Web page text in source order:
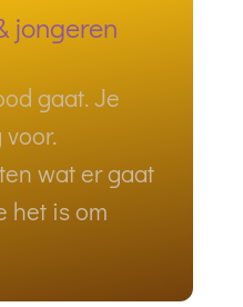
jongeren
gaat. Je
wat er gaat
het is om